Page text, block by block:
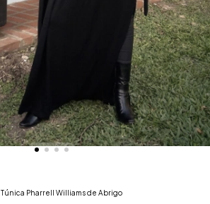
Túnica Pharrell Williams de Abrigo